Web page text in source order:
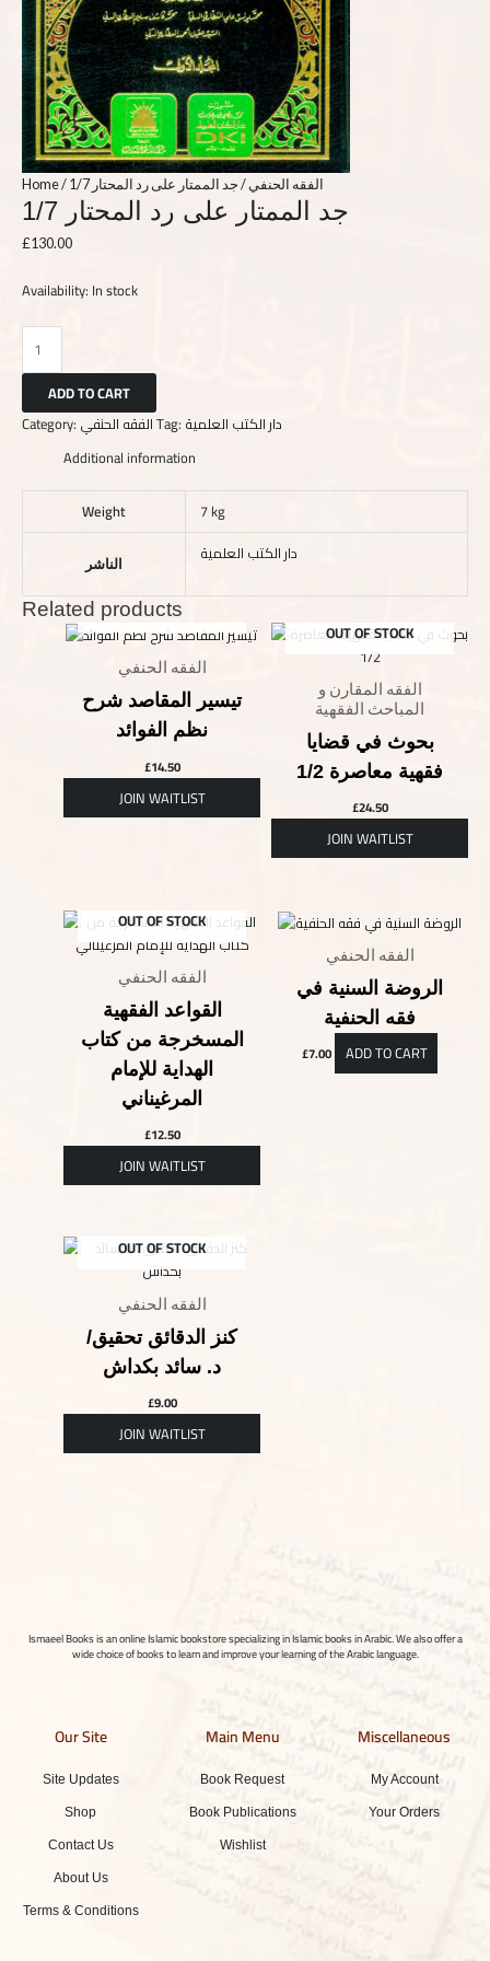
Home/ الفقه الحنفي/ جد الممتار على رد المحتار 1/7
جد الممتار على رد المحتار 1/7
£130.00
Availability: In stock
ADD TO CART
Category: الفقه الحنفيTag: دار الكتب العلمية
Additional information
Weight
7 kg
الناشر
دار الكتب العلمية
Related products
OUT OF STOCK
الفقه الحنفي
تيسير المقاصد شرح
نظم الفوائد
£14.50
OUT OF STOCK
الفقه المقارن و
المباحث الفقهية
بحوث في قضايا
فقهية معاصرة 1/2
£24.50
OUT OF STOCK
الفقه الحنفي
القواعد الفقهية
المسخرجة من كتاب
الهداية للإمام
المرغيناني
£12.50
الفقه الحنفي
الروضة السنية في
فقه الحنفية
£7.00 ADD TO CART
OUT OF STOCK
الفقه الحنفي
كنز الدقائق تحقيق/
د. سائد بكداش
£9.00
Ismaeel Books is an online Islamic bookstore specializing in Islamic books in Arabic. We also offer a
wide choice of books to learn and improve your learning of the Arabic language.
Our Site
Site Updates
Shop
Contact Us
About Us
Terms & Conditions
Main Menu
Book Request
Book Publications
Wishlist
Miscellaneous
My Account
Your Orders